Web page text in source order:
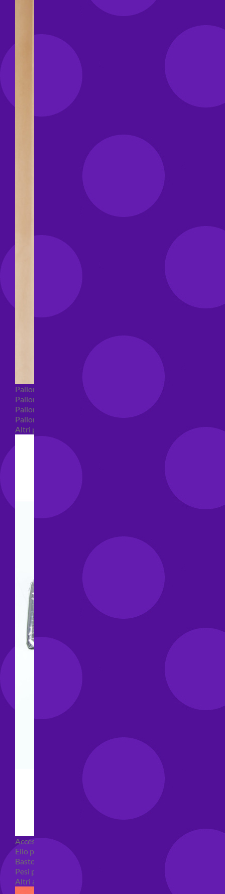
Palloncini Bubble
Palloncini numeri e lettere
Palloncini numeri e lettere piccoli
Palloncini numeri e lettere grandi
Altri palloncini numeri e lettere
Accessori e Attrezzatura palloncini
Elio per palloncini
Bastoncini per palloncini
Pesi per palloncini
Altri accessori palloncini